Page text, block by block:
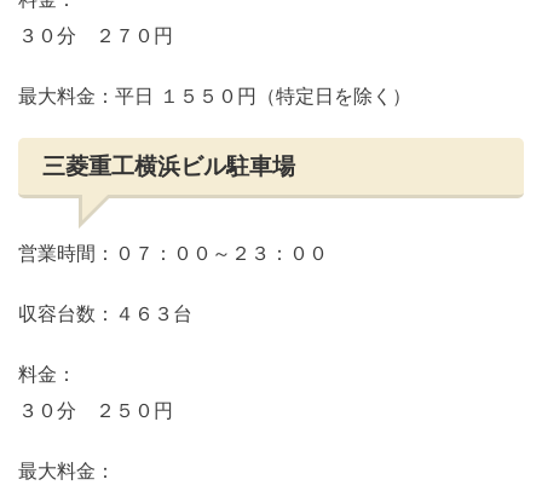
３０分 ２７０円
最大料金：平日 １５５０円（特定日を除く）
三菱重工横浜ビル駐車場
営業時間：０７：００～２３：００
収容台数：４６３台
料金：
３０分 ２５０円
最大料金：